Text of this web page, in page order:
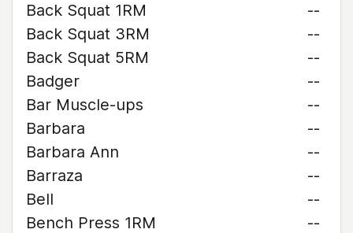
Back Squat 1RM
--
Back Squat 3RM
--
Back Squat 5RM
--
Badger
--
Bar Muscle-ups
--
Barbara
--
Barbara Ann
--
Barraza
--
Bell
--
Bench Press 1RM
--